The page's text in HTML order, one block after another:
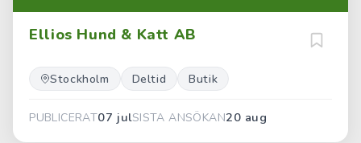
Ellios Hund & Katt AB
Stockholm Deltid Butik
PUBLICERAT07 julSISTA ANSÖKAN20 aug